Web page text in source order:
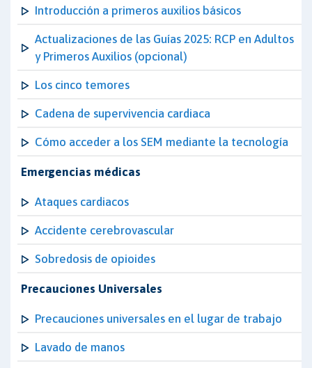
Introducción a primeros auxilios básicos
Actualizaciones de las Guías 2025: RCP en Adultos
y Primeros Auxilios (opcional)
Los cinco temores
Cadena de supervivencia cardiaca
Cómo acceder a los SEM mediante la tecnología
Emergencias médicas
Ataques cardiacos
Accidente cerebrovascular
Sobredosis de opioides
Precauciones Universales
Precauciones universales en el lugar de trabajo
Lavado de manos